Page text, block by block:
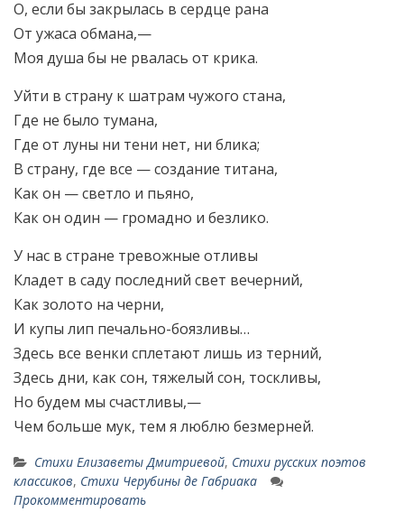
О, если бы закрылась в сердце рана
От ужаса обмана,—
Моя душа бы не рвалась от крика.
Уйти в страну к шатрам чужого стана,
Где не было тумана,
Где от луны ни тени нет, ни блика;
В страну, где все — создание титана,
Как он — светло и пьяно,
Как он один — громадно и безлико.
У нас в стране тревожные отливы
Кладет в саду последний свет вечерний,
Как золото на черни,
И купы лип печально-боязливы…
Здесь все венки сплетают лишь из терний,
Здесь дни, как сон, тяжелый сон, тоскливы,
Но будем мы счастливы,—
Чем больше мук, тем я люблю безмерней.
Стихи Елизаветы Дмитриевой, Стихи русских поэтов
классиков, Стихи Черубины де Габриака
Прокомментировать